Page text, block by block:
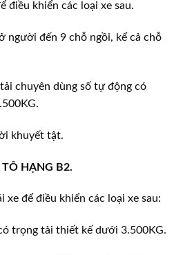
điều khiển các loại xe sau.
người đến 9 chỗ ngồi, kể cả chỗ
chuyên dùng số tự động có
khuyết tật.
TÔ HẠNG B2.
xe để điều khiển các loại xe sau:
trọng tải thiết kế dưới 3.500KG.